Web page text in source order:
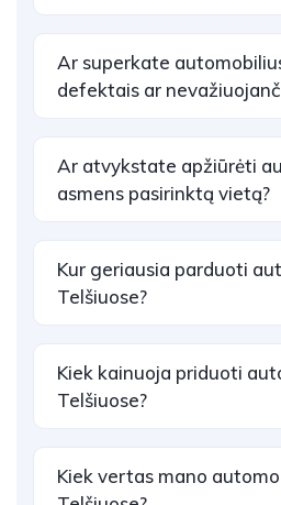
Ar superkate
defektais ar
Ar atvykstate apžiūrėti
asmens pasirinktą vietą?
Kur geriausia parduoti
Telšiuose?
Kiek kainuoja priduoti
Telšiuose?
Kiek vertas mano